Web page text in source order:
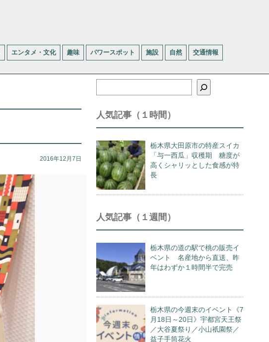
エンタメ・文化 趣味 パワースポット 施設 自然 交通情報
2016年12月7日
索
人気記事（１時間）
栃木県大田原市の特産スイカ
「与一西瓜」収穫期 糖度が
高くシャリッとした食感が特
長
人気記事（１週間）
栃木県の道の駅で桃の販売イ
ベント 名産地から直送、昨
年はわずか１時間半で完売
栃木県の今週末のイベント《7
月18日～20日》宇都宮天王祭
／大谷夏祭り／小山祇園祭／
益子手筒花火